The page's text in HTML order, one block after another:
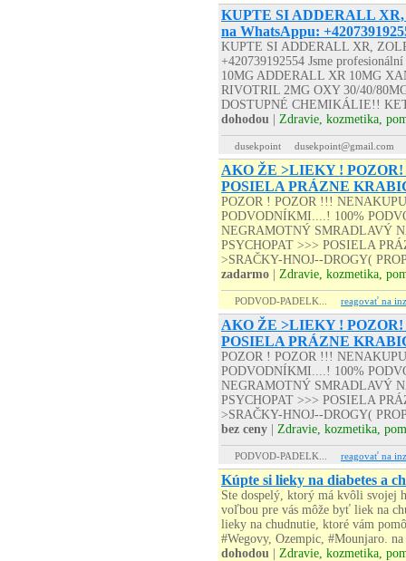
KUPTE SI ADDERALL
na WhatsAppu:
KUPTE SI ADDERALL XR,
+420739192554 Jsme
10MG ADDERALL XR 10MG
RIVOTRIL 2MG OXY 30/40/
DOSTUPNÉ CHEMIKÁLIE!!
dohodou
Zdravie, kozmetika,
dusekpoint dusekpoint@gmail.com
AKO ŽE >LIEKY !
POSIELA PRÁZNE
POZOR ! POZOR !!!
PODVODNÍKMI....! 100%
NEGRAMOTNÝ SMRADLAVÝ
PSYCHOPAT >>> POSIELA
>SRAČKY-HNOJ--DROGY(
zadarmo
Zdravie, kozmetika,
PODVOD-PADELK... reagovať na
AKO ŽE >LIEKY !
POSIELA PRÁZNE
POZOR ! POZOR !!!
PODVODNÍKMI....! 100%
NEGRAMOTNÝ SMRADLAVÝ
PSYCHOPAT >>> POSIELA
>SRAČKY-HNOJ--DROGY(
bez ceny
Zdravie, kozmetika,
PODVOD-PADELK... reagovať na
Kúpte si lieky na diabetes a
Ste dospelý, ktorý má kvôli svojej
voľbou pre vás môže byť liek na
lieky na chudnutie, ktoré vám
#Wegovy, Ozempic, #Mounjaro.
dohodou
Zdravie, kozmetika,